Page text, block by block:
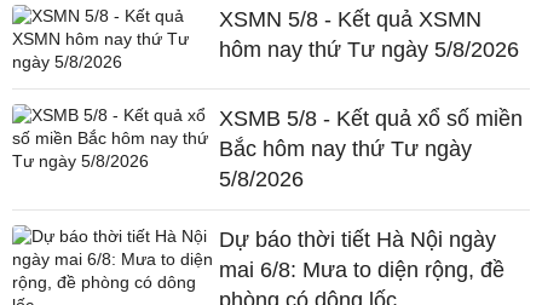
XSMN 5/8 - Kết quả XSMN
hôm nay thứ Tư ngày 5/8/2026
XSMB 5/8 - Kết quả xổ số miền
Bắc hôm nay thứ Tư ngày
5/8/2026
Dự báo thời tiết Hà Nội ngày
mai 6/8: Mưa to diện rộng, đề
phòng có dông lốc